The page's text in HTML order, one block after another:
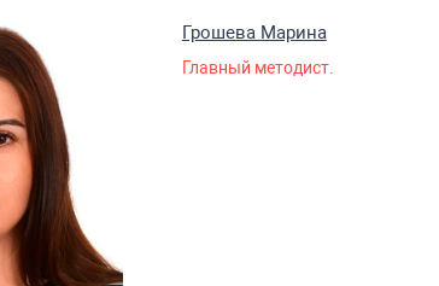
Грошева Марина
Главный методист.